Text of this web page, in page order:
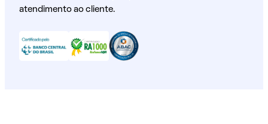
atendimento ao cliente.